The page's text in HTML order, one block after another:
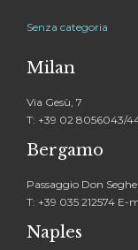
Senza categoria
Milan
Via Gesù, 7
T: +39 02 8056043/
Bergamo
Passaggio Don
T: +39 035 212574 E-
Naples